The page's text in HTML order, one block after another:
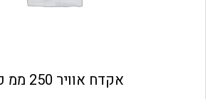
אקדח אוויר 250 ממ פיה